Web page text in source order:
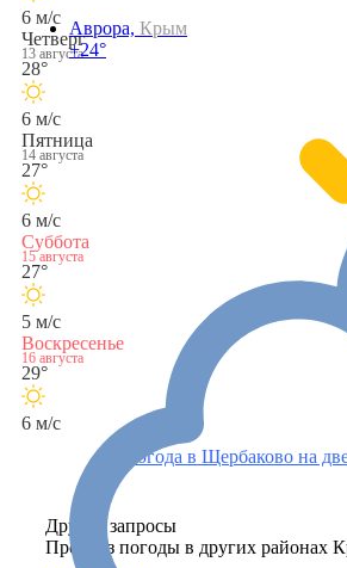
Аврора, Крым
+24°
6 м/с
Четверг
13 августа
28°
6 м/с
Пятница
14 августа
27°
6 м/с
Суббота
15 августа
27°
5 м/с
Воскресенье
16 августа
29°
6 м/с
Погода в Щербаково на
Другие запросы
Прогноз погоды в других районах